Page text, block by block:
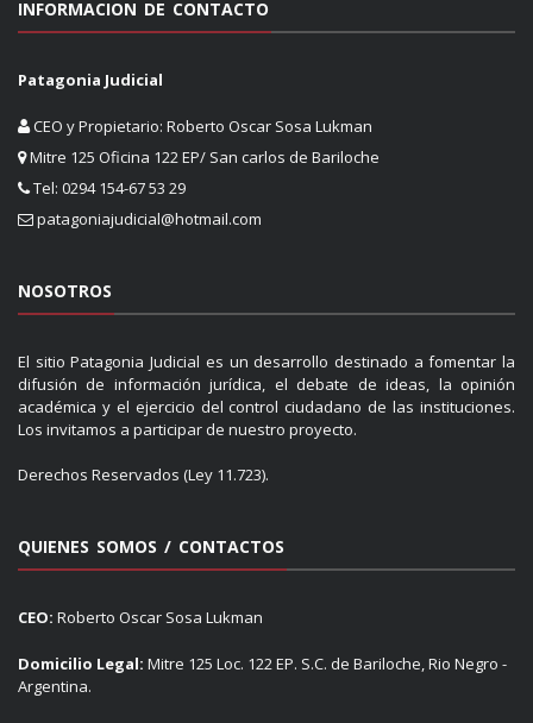
INFORMACION DE CONTACTO
Patagonia Judicial
CEO y Propietario: Roberto Oscar Sosa Lukman
Mitre 125 Oficina 122 EP/ San carlos de Bariloche
Tel: 0294 154-67 53 29
patagoniajudicial@hotmail.com
NOSOTROS
El sitio Patagonia Judicial es un desarrollo destinado a fomentar la
difusión de información jurídica, el debate de ideas, la opinión
académica y el ejercicio del control ciudadano de las instituciones.
Los invitamos a participar de nuestro proyecto.
Derechos Reservados (Ley 11.723).
QUIENES SOMOS / CONTACTOS
CEO: Roberto Oscar Sosa Lukman
Domicilio Legal: Mitre 125 Loc. 122 EP. S.C. de Bariloche, Rio Negro -
Argentina.